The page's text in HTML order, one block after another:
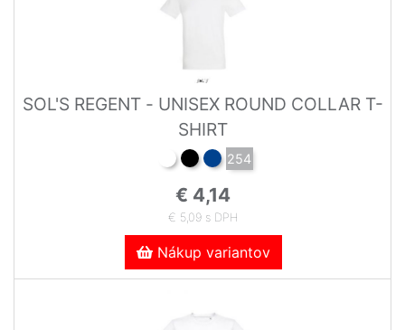
SOL'S REGENT - UNISEX ROUND COLLAR T-
SHIRT
254
€ 4,14
€ 5,09 s DPH
Nákup variantov